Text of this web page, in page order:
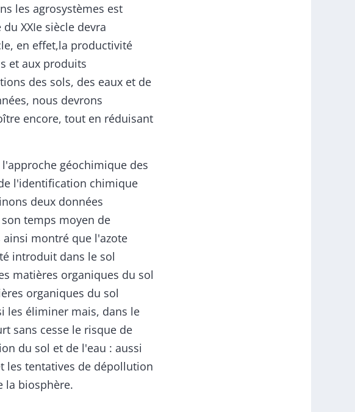
les agrosystèmes est
XXIe siècle devra
en effet,la productivité
et aux produits
des sols, des eaux et de
nous devrons
encore, tout en réduisant
géochimique des
l'identification chimique
deux données
temps moyen de
montré que l'azote
introduit dans le sol
matières organiques du sol
organiques du sol
les éliminer mais, dans le
sans cesse le risque de
du sol et de l'eau : aussi
les tentatives de dépollution
la biosphère.